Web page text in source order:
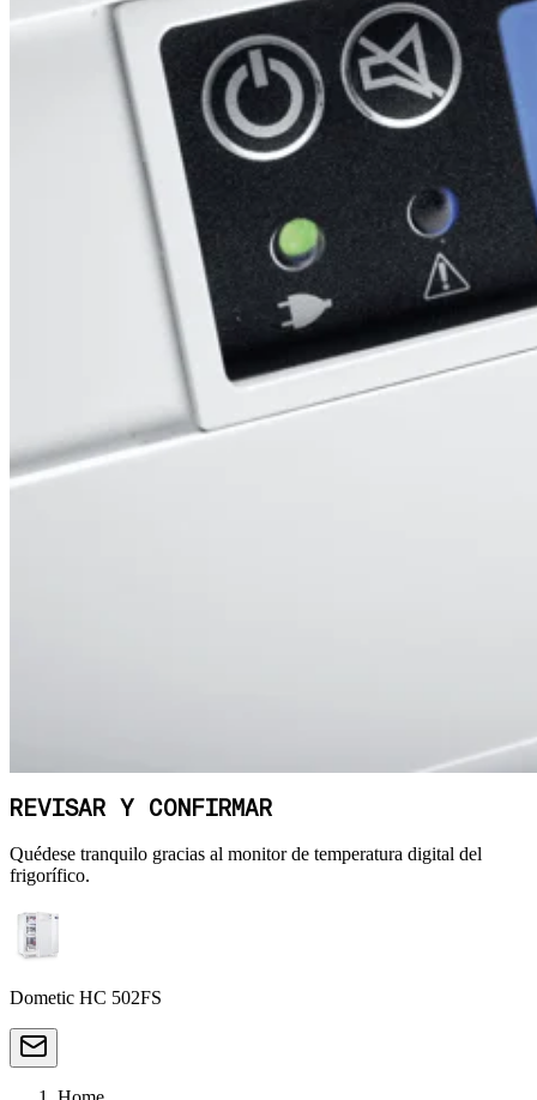
REVISAR Y CONFIRMAR
Quédese tranquilo gracias al monitor de temperatura digital del
frigorífico.
Dometic HC 502FS